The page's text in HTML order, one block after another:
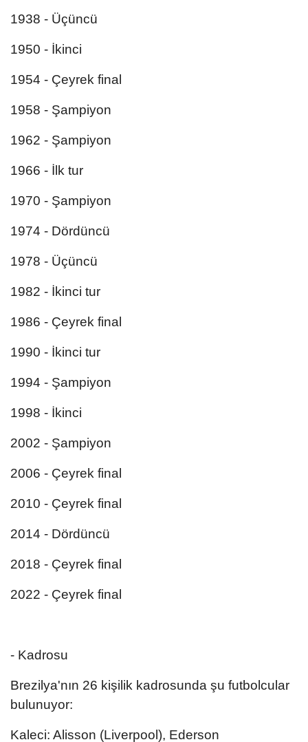
1938 - Üçüncü
1950 - İkinci
1954 - Çeyrek final
1958 - Şampiyon
1962 - Şampiyon
1966 - İlk tur
1970 - Şampiyon
1974 - Dördüncü
1978 - Üçüncü
1982 - İkinci tur
1986 - Çeyrek final
1990 - İkinci tur
1994 - Şampiyon
1998 - İkinci
2002 - Şampiyon
2006 - Çeyrek final
2010 - Çeyrek final
2014 - Dördüncü
2018 - Çeyrek final
2022 - Çeyrek final
- Kadrosu
Brezilya'nın 26 kişilik kadrosunda şu futbolcular
bulunuyor:
Kaleci: Alisson (Liverpool), Ederson